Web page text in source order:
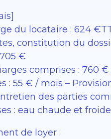
du locataire : 624
constitution du
€
comprises : 760
: 55 € / mois –
des parties
: eau chaude et
de loyer :